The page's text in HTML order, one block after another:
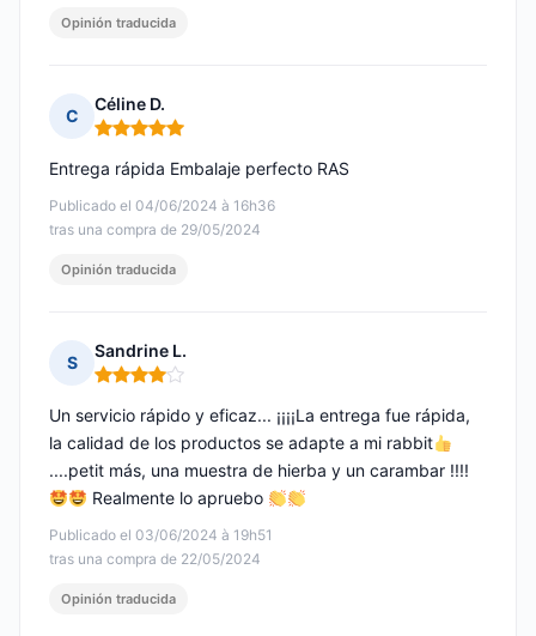
Opinión traducida
C
Céline D.
Nota: 5 de 5
Publicado el 04/06/2024 à 16h36
tras una compra de 29/05/2024
Entrega rápida Embalaje perfecto RAS
Opinión traducida
S
Sandrine L.
Nota: 4 de 5
Publicado el 03/06/2024 à 19h51
tras una compra de 22/05/2024
Un servicio rápido y eficaz... ¡¡¡¡La entrega fue rápida,
la calidad de los productos se adapte a mi rabbit
....petit más, una muestra de hierba y un carambar !!!!
Realmente lo apruebo
Opinión traducida